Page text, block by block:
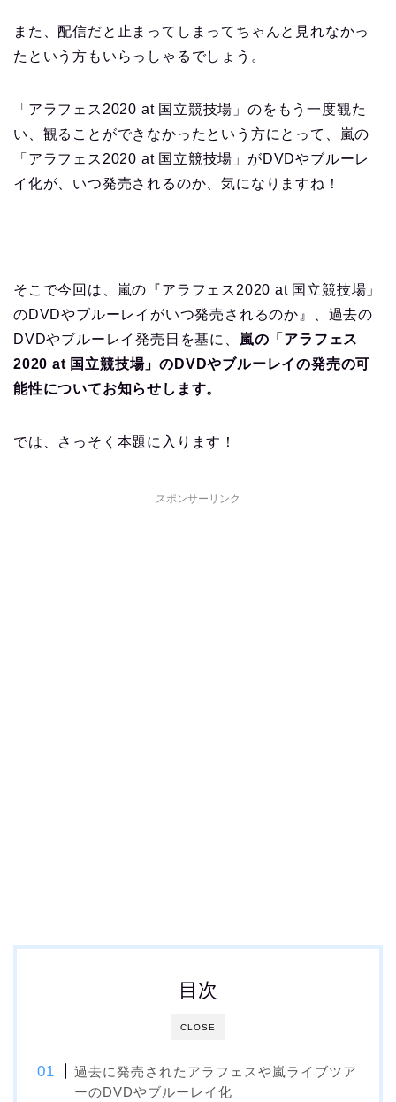
また、配信だと止まってしまってちゃんと見れなかっ
たという方もいらっしゃるでしょう。
「アラフェス2020 at 国立競技場」のをもう一度観た
い、観ることができなかったという方にとって、嵐の
「アラフェス2020 at 国立競技場」がDVDやブルーレ
イ化が、いつ発売されるのか、気になりますね！
そこで今回は、嵐の『アラフェス2020 at 国立競技場」
のDVDやブルーレイがいつ発売されるのか』、過去の
DVDやブルーレイ発売日を基に、
嵐の「アラフェス
2020 at 国立競技場」のDVDやブルーレイの発売の可
能性についてお知らせします。
では、さっそく本題に入ります！
スポンサーリンク
CLOSE
目次
過去に発売されたアラフェスや嵐ライブツア
ーのDVDやブルーレイ化